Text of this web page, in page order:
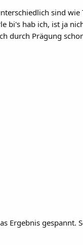
sind
bi's hab ich, ist ja
durch Prägung
Ergebnis gespannt.